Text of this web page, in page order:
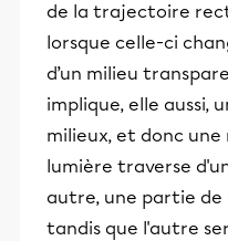
de la trajectoire
lorsque celle-ci
d’un milieu
implique, elle aussi,
milieux, et donc une
lumière traverse
autre, une partie de
tandis que l'autre